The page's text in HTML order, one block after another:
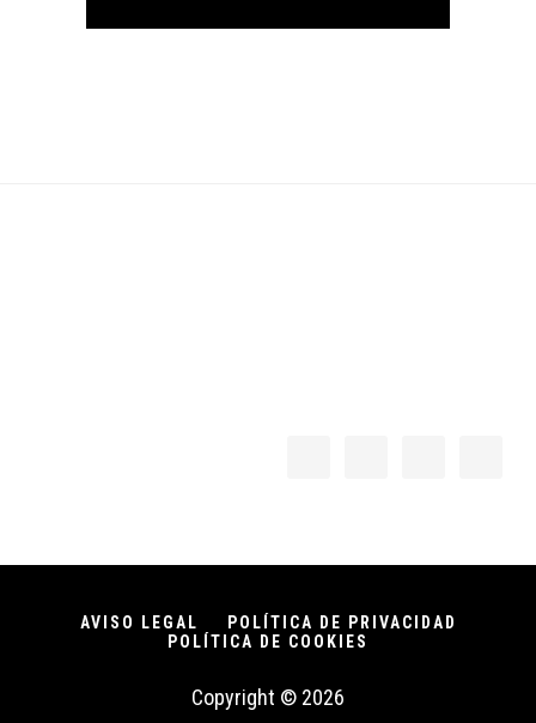
AVISO LEGAL
POLÍTICA DE PRIVACIDAD
POLÍTICA DE COOKIES
Copyright © 2026